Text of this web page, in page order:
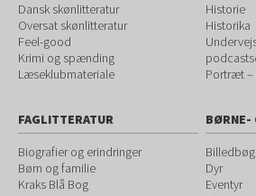
Dansk skønlitteratur
Oversat skønlitteratur
Feel-good
Krimi og spænding
Læseklubmateriale
Historie
Historika
Portræt –
FAGLITTERATUR
Biografier og erindringer
Børn og familie
Kraks Blå Bog
BØRNE-
Dyr
Eventyr